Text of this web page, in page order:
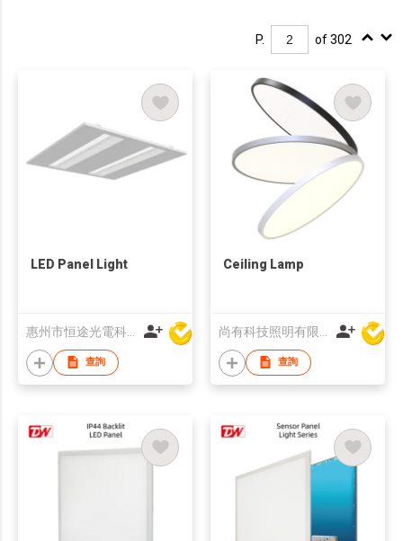
P. of 302
LED Panel Light
惠州市恒途光電科技有限公司
查詢
Ceiling Lamp
查詢